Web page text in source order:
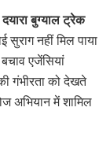
दयारा बुग्याल ट्रेक
सुराग नहीं मिल पाया
एजेंसियां
गंभीरता को देखते
अभियान में शामिल